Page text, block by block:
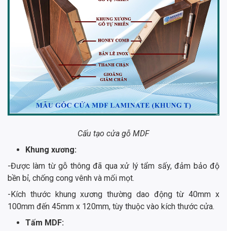
Cấu tạo cửa gỗ MDF
Khung xương:
-Được làm từ gỗ thông đã qua xử lý tẩm sấy, đảm bảo độ
bền bỉ, chống cong vênh và mối mọt.
-Kích thước khung xương thường dao động từ 40mm x
100mm đến 45mm x 120mm, tùy thuộc vào kích thước cửa.
Tấm MDF: